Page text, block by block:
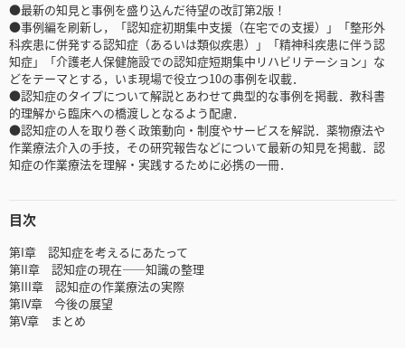
●最新の知見と事例を盛り込んだ待望の改訂第2版！
●事例編を刷新し，「認知症初期集中支援（在宅での支援）」「整形外
科疾患に併発する認知症（あるいは類似疾患）」「精神科疾患に伴う認
知症」「介護老人保健施設での認知症短期集中リハビリテーション」な
どをテーマとする，いま現場で役立つ10の事例を収載．
●認知症のタイプについて解説とあわせて典型的な事例を掲載．教科書
的理解から臨床への橋渡しとなるよう配慮．
●認知症の人を取り巻く政策動向・制度やサービスを解説．薬物療法や
作業療法介入の手技，その研究報告などについて最新の知見を掲載．認
知症の作業療法を理解・実践するために必携の一冊．
目次
第I章 認知症を考えるにあたって
第II章 認知症の現在――知識の整理
第III章 認知症の作業療法の実際
第IV章 今後の展望
第V章 まとめ